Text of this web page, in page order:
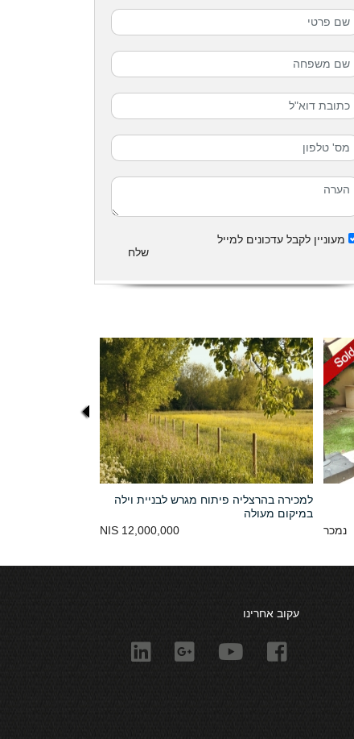
מעוניין לקבל עדכונים למייל
שלח
למכירה בהרצליה פיתוח מגרש לבניית וילה
במיקום מעולה
12,000,000 NIS
נמכר
עקוב אחרינו